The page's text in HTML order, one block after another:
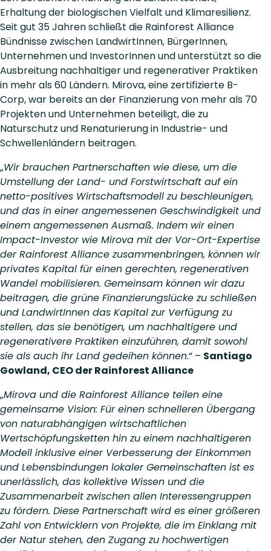
Erhaltung der biologischen Vielfalt und Klimaresilienz.
Seit gut 35 Jahren schließt die Rainforest Alliance
Bündnisse zwischen LandwirtInnen, BürgerInnen,
Unternehmen und InvestorInnen und unterstützt so die
Ausbreitung nachhaltiger und regenerativer Praktiken
in mehr als 60 Ländern. Mirova, eine zertifizierte B-
Corp, war bereits an der Finanzierung von mehr als 70
Projekten und Unternehmen beteiligt, die zu
Naturschutz und Renaturierung in Industrie- und
Schwellenländern beitragen.
„Wir brauchen Partnerschaften wie diese, um die
Umstellung der Land- und Forstwirtschaft auf ein
netto-positives Wirtschaftsmodell zu beschleunigen,
und das in einer angemessenen Geschwindigkeit und
einem angemessenen Ausmaß. Indem wir einen
Impact-Investor wie Mirova mit der Vor-Ort-Expertise
der Rainforest Alliance zusammenbringen, können wir
privates Kapital für einen gerechten, regenerativen
Wandel mobilisieren. Gemeinsam können wir dazu
beitragen, die grüne Finanzierungslücke zu schließen
und LandwirtInnen das Kapital zur Verfügung zu
stellen, das sie benötigen, um nachhaltigere und
regenerativere Praktiken einzuführen, damit sowohl
sie als auch ihr Land gedeihen können.“ – Santiago
Gowland, CEO der Rainforest Alliance
„Mirova und die Rainforest Alliance teilen eine
gemeinsame Vision: Für einen schnelleren Übergang
von naturabhängigen wirtschaftlichen
Wertschöpfungsketten hin zu einem nachhaltigeren
Modell inklusive einer Verbesserung der Einkommen
und Lebensbindungen lokaler Gemeinschaften ist es
unerlässlich, das kollektive Wissen und die
Zusammenarbeit zwischen allen Interessengruppen
zu fördern. Diese Partnerschaft wird es einer größeren
Zahl von Entwicklern von Projekte, die im Einklang mit
der Natur stehen, den Zugang zu hochwertigen